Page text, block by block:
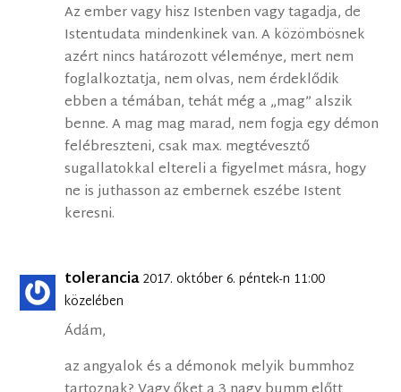
Az ember vagy hisz Istenben vagy tagadja, de
Istentudata mindenkinek van. A közömbösnek
azért nincs határozott véleménye, mert nem
foglalkoztatja, nem olvas, nem érdeklődik
ebben a témában, tehát még a „mag” alszik
benne. A mag mag marad, nem fogja egy démon
felébreszteni, csak max. megtévesztő
sugallatokkal eltereli a figyelmet másra, hogy
ne is juthasson az embernek eszébe Istent
keresni.
tolerancia2017. október 6. péntek-n 11:00
közelében
Ádám,
az angyalok és a démonok melyik bummhoz